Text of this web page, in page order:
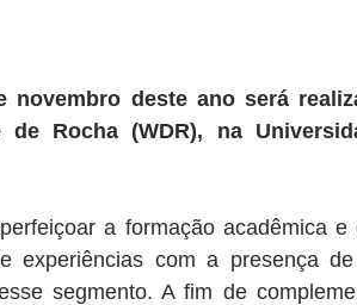
novembro deste ano será
de Rocha (WDR), na
a formação acadêmica
experiências com a presença
segmento. A fim de